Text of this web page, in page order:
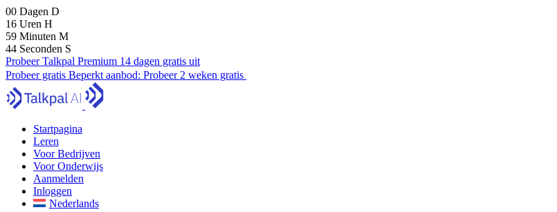
00 Dagen D
16 Uren H
59 Minuten M
43 Seconden S
Probeer Talkpal Premium 14 dagen gratis uit
Probeer gratis Beperkt aanbod: Probeer 2 weken gratis
Startpagina
Leren
Voor Bedrijven
Voor Onderwijs
Aanmelden
Inloggen
Nederlands